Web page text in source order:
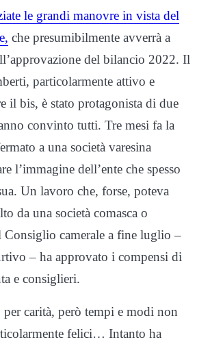
le grandi manovre in vista del
che presumibilmente avverrà a
del bilancio 2022. Il
particolarmente attivo e
il bis, è stato protagonista di due
convinto tutti. Tre mesi fa la
a una società varesina
l’immagine dell’ente che spesso
Un lavoro che, forse, poteva
da una società comasca o
camerale a fine luglio –
– ha approvato i compensi di
e consiglieri.
carità, però tempi e modi non
felici… Intanto ha